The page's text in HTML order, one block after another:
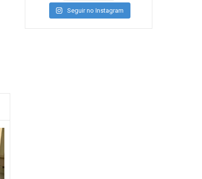
Seguir no Instagram